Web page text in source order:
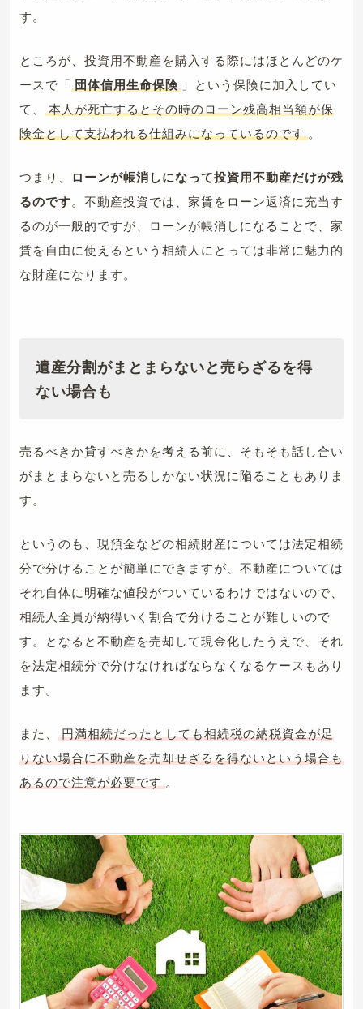
す。
ところが、投資用不動産を購入する際にはほとんどのケ
ースで「 団体信用生命保険 」という保険に加入してい
て、
本人が死亡するとその時のローン残高相当額が保
険金として支払われる仕組みになっているのです 。
つまり、
ローンが帳消しになって投資用不動産だけが残
るのです。不動産投資では、家賃をローン返済に充当す
るのが一般的ですが、ローンが帳消しになることで、家
賃を自由に使えるという相続人にとっては非常に魅力的
な財産になります。
遺産分割がまとまらないと売らざるを得
ない場合も
売るべきか貸すべきかを考える前に、そもそも話し合い
がまとまらないと売るしかない状況に陥ることもありま
す。
というのも、現預金などの相続財産については法定相続
分で分けることが簡単にできますが、不動産については
それ自体に明確な値段がついているわけではないので、
相続人全員が納得いく割合で分けることが難しいので
す。となると不動産を売却して現金化したうえで、それ
を法定相続分で分けなければならなくなるケースもあり
ます。
また、
円満相続だったとしても相続税の納税資金が足
りない場合に不動産を売却せざるを得ないという場合も
あるので注意が必要です 。